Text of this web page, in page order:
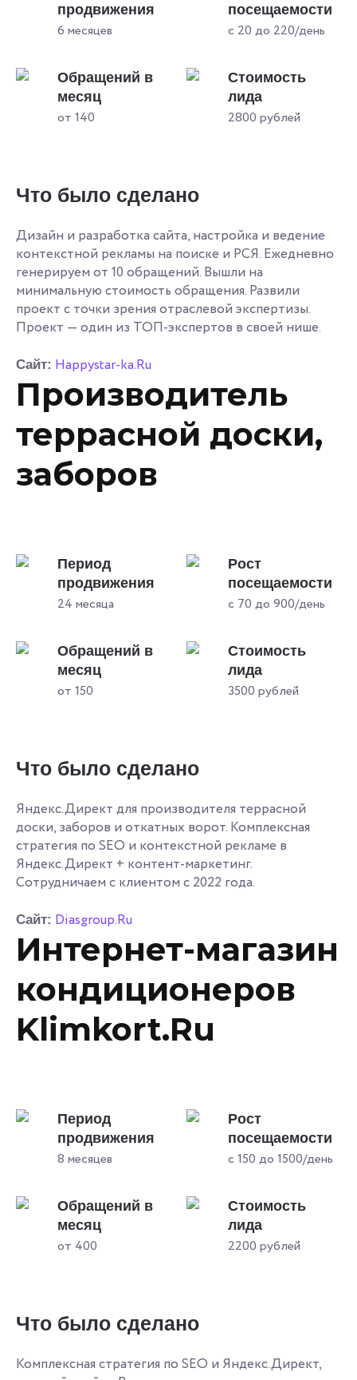
продвижения
6 месяцев
посещаемости
с 20 до 220/день
Обращений в
месяц
от 140
Стоимость
лида
2800 рублей
Что было сделано
Дизайн и разработка сайта, настройка и ведение
контекстной рекламы на поиске и РСЯ. Ежедневно
генерируем от 10 обращений. Вышли на
минимальную стоимость обращения. Развили
проект с точки зрения отраслевой экспертизы.
Проект — один из ТОП-экспертов в своей нише.
Сайт: Happystar-ka.Ru
Производитель
террасной доски,
заборов
Период
продвижения
24 месяца
Рост
посещаемости
с 70 до 900/день
Обращений в
месяц
от 150
Стоимость
лида
3500 рублей
Что было сделано
Яндекс.Директ для производителя террасной
доски, заборов и откатных ворот. Комплексная
стратегия по SEO и контекстной рекламе в
Яндекс.Директ + контент-маркетинг.
Сотрудничаем с клиентом с 2022 года.
Сайт: Diasgroup.Ru
Интернет-магазин
кондиционеров
Klimkort.Ru
Период
продвижения
8 месяцев
Рост
посещаемости
с 150 до 1500/день
Обращений в
месяц
от 400
Стоимость
лида
2200 рублей
Что было сделано
Комплексная стратегия по SEO и Яндекс.Директ,